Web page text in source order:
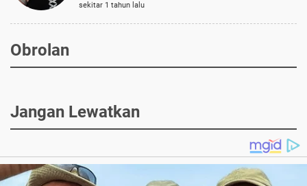
sekitar 1 tahun lalu
Obrolan
Jangan Lewatkan